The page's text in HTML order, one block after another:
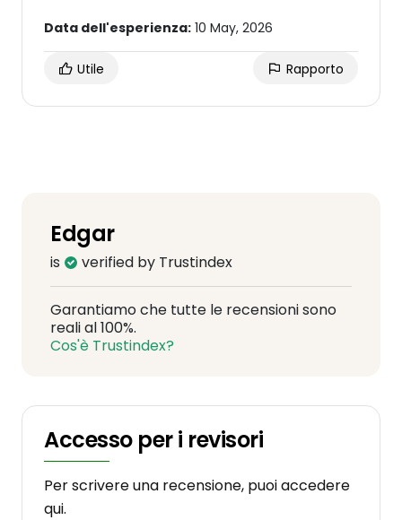
Data dell'esperienza: 10 May, 2026
Utile Rapporto
Edgar
is verified by Trustindex
Garantiamo che tutte le recensioni sono
reali al 100%.
Cos'è Trustindex?
Accesso per i revisori
Per scrivere una recensione, puoi accedere
qui.